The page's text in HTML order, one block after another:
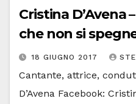
Cristina D’Avena
che non si
18 GIUGNO 2017
Cantante, attrice,
D’Avena Facebook: